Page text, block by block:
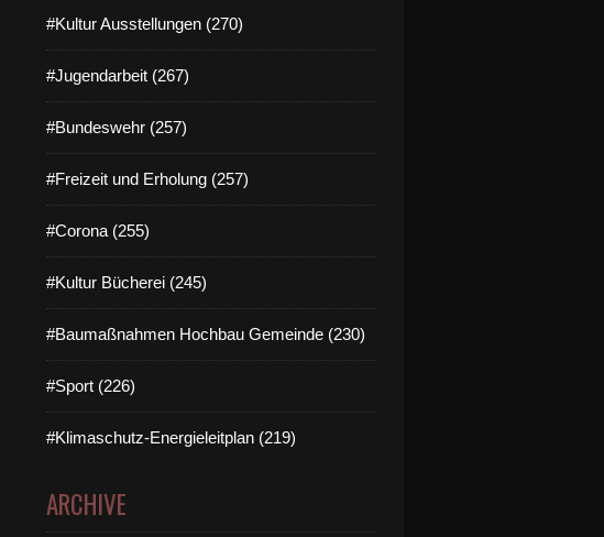
#Kultur Ausstellungen (270)
#Jugendarbeit (267)
#Bundeswehr (257)
#Freizeit und Erholung (257)
#Corona (255)
#Kultur Bücherei (245)
#Baumaßnahmen Hochbau Gemeinde (230)
#Sport (226)
#Klimaschutz-Energieleitplan (219)
ARCHIVE